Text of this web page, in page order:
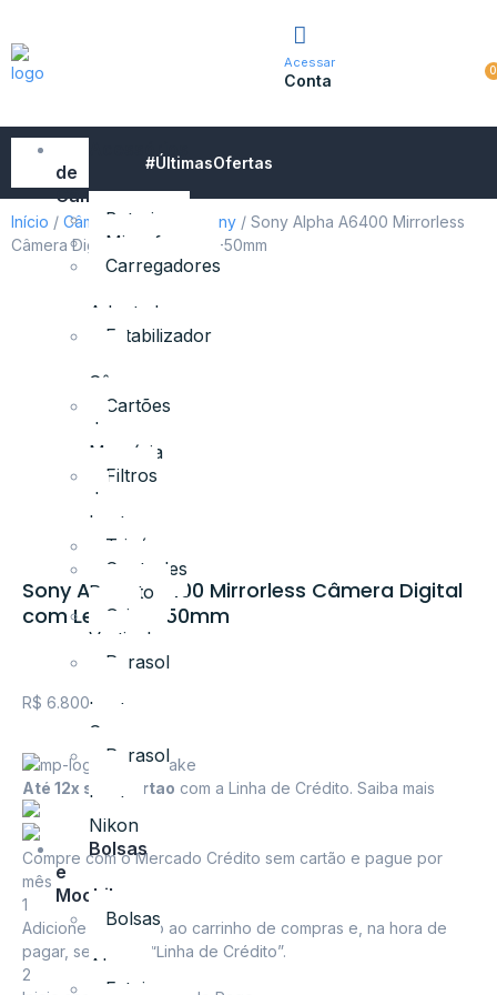
Acessar
Conta
0
Acessórios
de
Câmeras
Baterias
Microfones
Carregadores
Adaptadores
Estabilizador
Câmeras
Cartões
de
Memória
Filtros
de
Lente
Tripés
Controles
Remoto
Grip
Vertical
Parasol
Lentes
Canon
Parasol
Lentes
Nikon
Bolsas
e
Mochilas
Bolsas
Alças
Estojos
#ÚltimasOfertas
Início / Câmeras Digitais Sony / Sony Alpha A6400 Mirrorless
Câmera Digital com Lente 16-50mm
Sony Alpha A6400 Mirrorless Câmera Digital
com Lente 16-50mm
R$ 6.800,00
Até 12x sem cartão com a Linha de Crédito. Saiba mais
Compre com o Mercado Crédito sem cartão e pague por
mês
1
Adicione o produto ao carrinho de compras e, na hora de
pagar, selecione “Linha de Crédito”.
2